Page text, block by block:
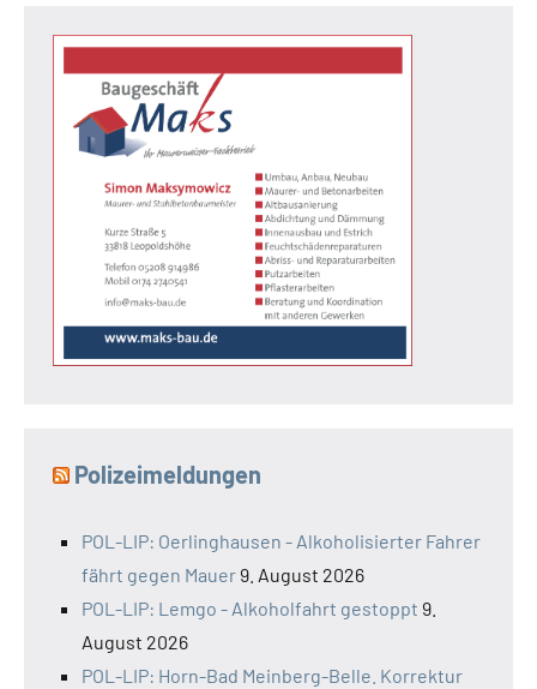
Polizeimeldungen
POL-LIP: Oerlinghausen - Alkoholisierter Fahrer
fährt gegen Mauer 9. August 2026
POL-LIP: Lemgo - Alkoholfahrt gestoppt 9.
August 2026
POL-LIP: Horn-Bad Meinberg-Belle. Korrektur